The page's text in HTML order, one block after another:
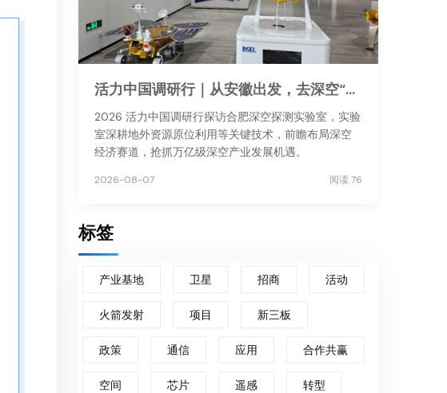
活力中国调研行｜从安徽出发，去深空“安家”
2026 活力中国调研行探访合肥深空探测实验室，实验
室深耕地外资源原位利用等关键技术，前瞻布局深空
经济赛道，抢抓万亿级深空产业发展机遇。
2026-08-07 阅读 76
标签
产业基地 卫星 招商 活动
火箭发射 项目 新三板
政策 通信 应用 合作共赢
空间 芯片 遥感 转型